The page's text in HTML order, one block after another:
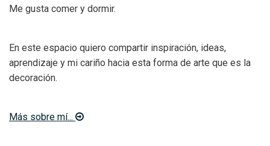
Me gusta comer y dormir.
En este espacio quiero compartir inspiración, ideas,
aprendizaje y mi cariño hacia esta forma de arte que es la
decoración.
Más sobre mí...